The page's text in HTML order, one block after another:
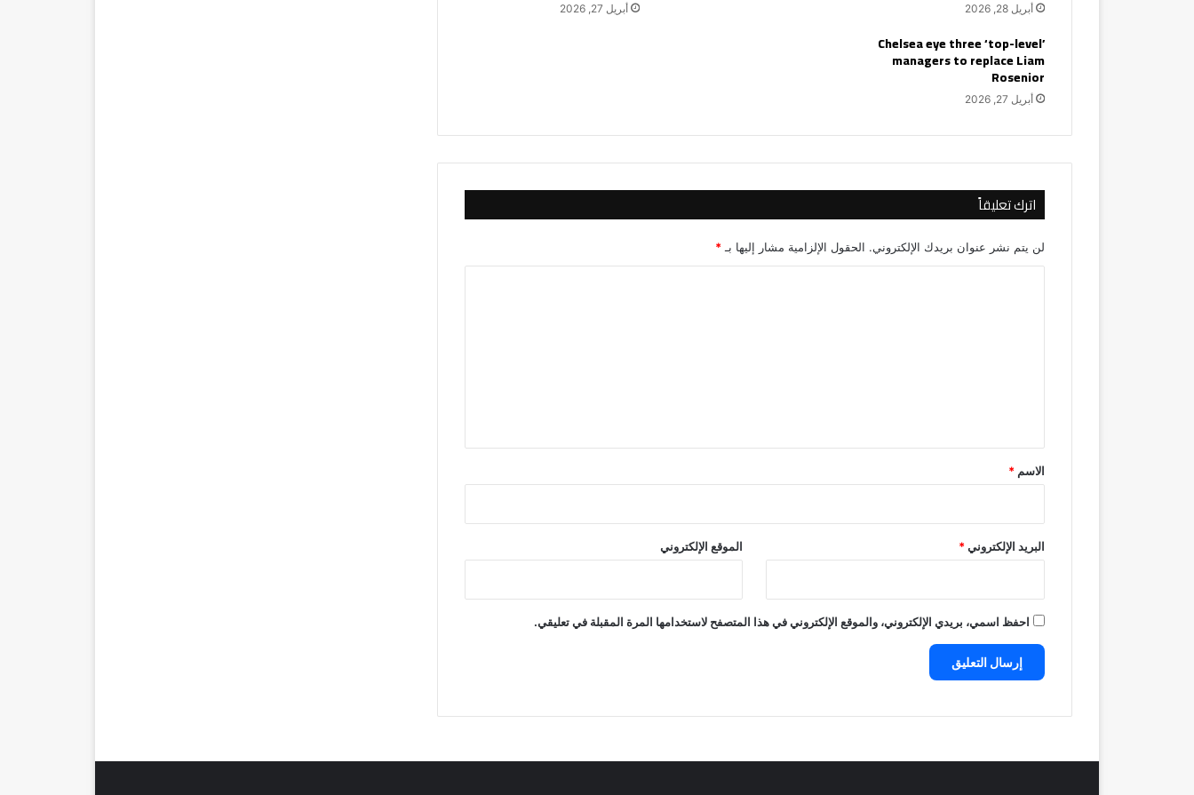
أبريل 28, 2026 أبريل 27, 2026
Chelsea eye three ‘top-level’
managers to replace Liam
Rosenior
أبريل 27, 2026
اترك تعليقاً
لن يتم نشر عنوان بريدك الإلكتروني. الحقول الإلزامية مشار إليها بـ*
*
الاسم *
البريد الإلكتروني* الموقع الإلكتروني
احفظ اسمي، بريدي الإلكتروني، والموقع الإلكتروني في هذا المتصفح لاستخدامها المرة المقبلة في تعليقي.